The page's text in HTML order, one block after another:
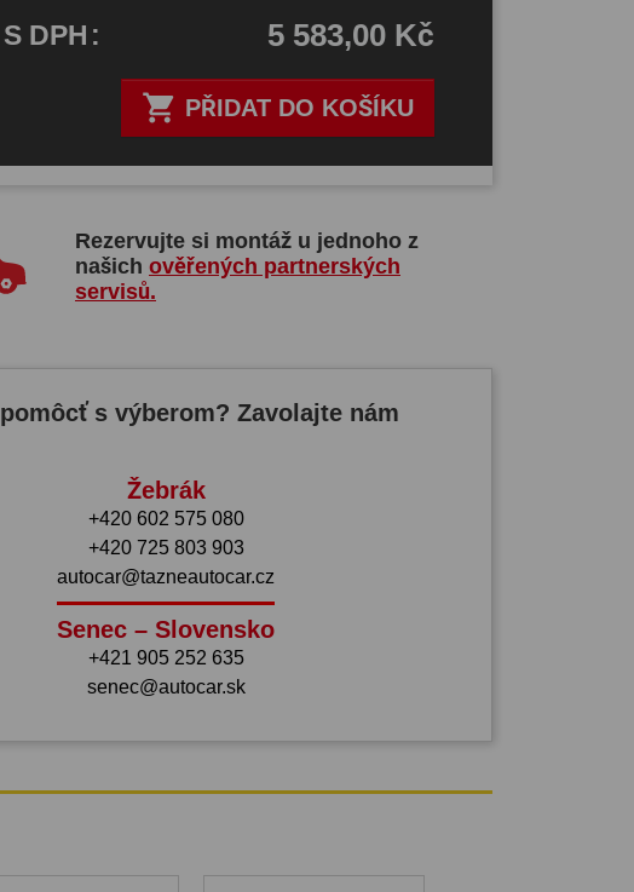
 PŘIDAT DO KOŠÍKU
S DPH: 5 583,00 Kč
Rezervujte si montáž u jednoho z
našich ověřených partnerských
servisů.
s výberom? Zavolajte nám
Žebrák
+420 602 575 080
+420 725 803 903
autocar@tazneautocar.cz
Senec – Slovensko
+421 905 252 635
senec@autocar.sk